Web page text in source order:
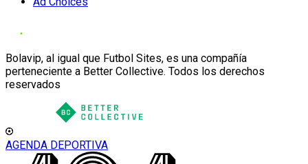
Bolavip, al igual que Futbol Sites, es una compañía
perteneciente a Better Collective. Todos los derechos
reservados
AGENDA DEPORTIVA